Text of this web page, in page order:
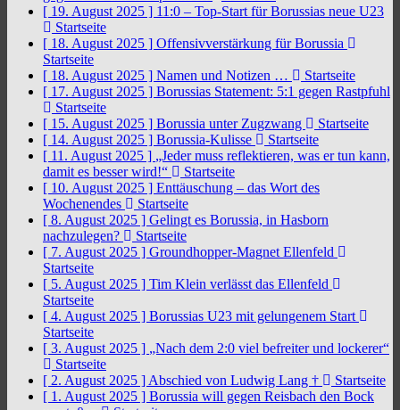
[ 19. August 2025 ] 11:0 – Top-Start für Borussias neue U23
Startseite
[ 18. August 2025 ] Offensivverstärkung für Borussia
Startseite
[ 18. August 2025 ] Namen und Notizen …
Startseite
[ 17. August 2025 ] Borussias Statement: 5:1 gegen Rastpfuhl
Startseite
[ 15. August 2025 ] Borussia unter Zugzwang
Startseite
[ 14. August 2025 ] Borussia-Kulisse
Startseite
[ 11. August 2025 ] „Jeder muss reflektieren, was er tun kann,
damit es besser wird!“
Startseite
[ 10. August 2025 ] Enttäuschung – das Wort des
Wochenendes
Startseite
[ 8. August 2025 ] Gelingt es Borussia, in Hasborn
nachzulegen?
Startseite
[ 7. August 2025 ] Groundhopper-Magnet Ellenfeld
Startseite
[ 5. August 2025 ] Tim Klein verlässt das Ellenfeld
Startseite
[ 4. August 2025 ] Borussias U23 mit gelungenem Start
Startseite
[ 3. August 2025 ] „Nach dem 2:0 viel befreiter und lockerer“
Startseite
[ 2. August 2025 ] Abschied von Ludwig Lang †
Startseite
[ 1. August 2025 ] Borussia will gegen Reisbach den Bock